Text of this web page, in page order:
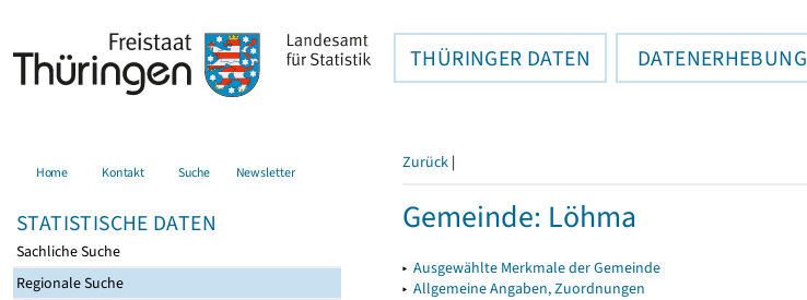
THÜRINGER DATEN DATENERHEBUNG
Home Kontakt Suche Newsletter
STATISTISCHE DATEN
Sachliche Suche
Regionale Suche
Zurück |
Gemeinde: Löhma
▸ Ausgewählte Merkmale der Gemeinde
▸ Allgemeine Angaben, Zuordnungen